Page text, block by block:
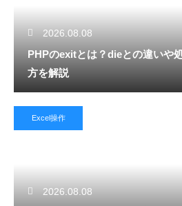
2026.08.08
PHPのexitとは？dieとの違いや
方を解説
Excel操作
2026.08.08